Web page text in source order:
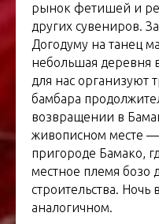
рынок фетишей и
других сувениров.
Догодуму на танец
небольшая деревня
для нас организуют
бамбара
возвращении в
живописном месте
пригороде Бамако,
местное племя бозо
строительства. Ночь
аналогичном.